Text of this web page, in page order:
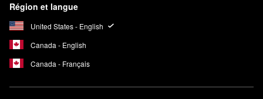
Région et langue
United States - English
Canada - English
Canada - Français